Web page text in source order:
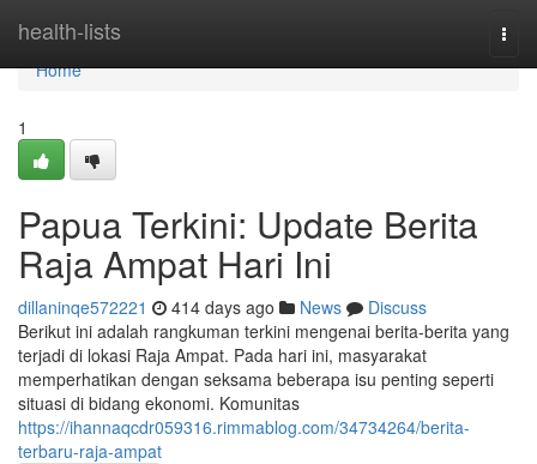
health-lists
Home
Home
1
Papua Terkini: Update Berita
Raja Ampat Hari Ini
dillaninqe572221 414 days ago News
Discuss
Berikut ini adalah rangkuman terkini mengenai berita-berita yang
terjadi di lokasi Raja Ampat. Pada hari ini, masyarakat
memperhatikan dengan seksama beberapa isu penting seperti
situasi di bidang ekonomi. Komunitas
https://ihannaqcdr059316.rimmablog.com/34734264/berita-
terbaru-raja-ampat